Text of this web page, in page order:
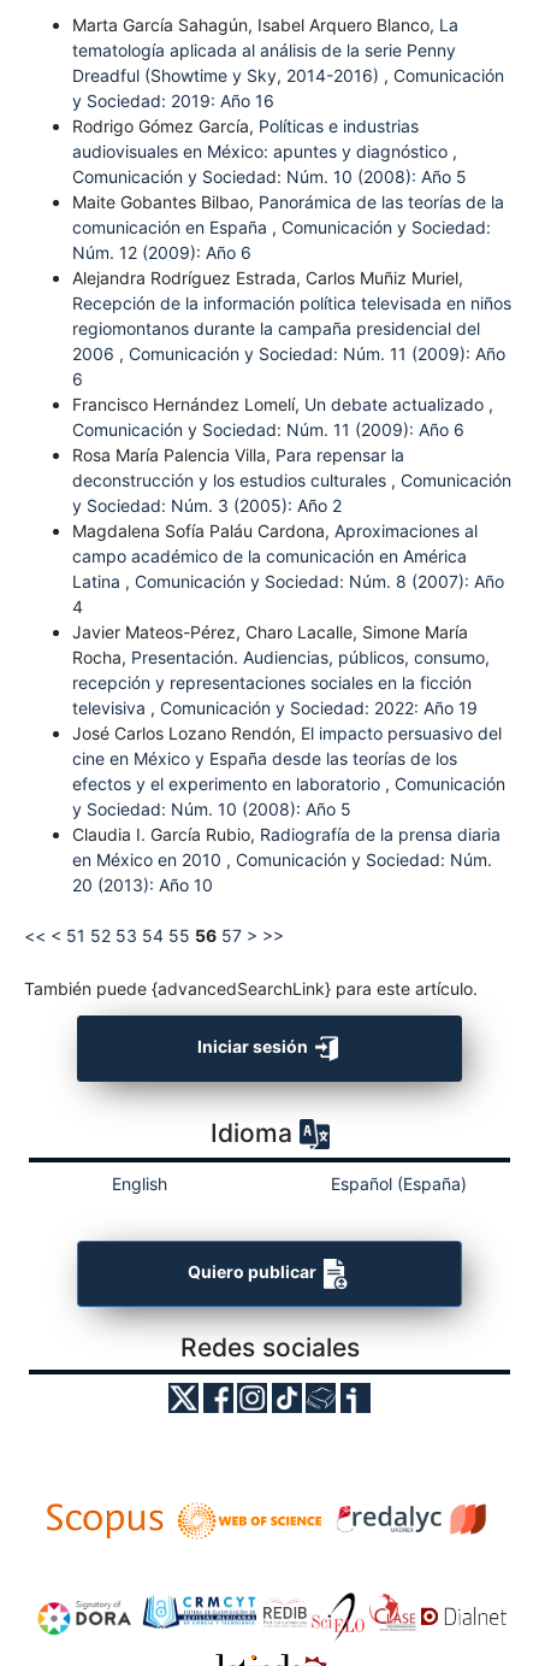
Marta García Sahagún, Isabel Arquero Blanco, La
tematología aplicada al análisis de la serie Penny
Dreadful (Showtime y Sky, 2014-2016) , Comunicación
y Sociedad: 2019: Año 16
Rodrigo Gómez García, Políticas e industrias
audiovisuales en México: apuntes y diagnóstico ,
Comunicación y Sociedad: Núm. 10 (2008): Año 5
Maite Gobantes Bilbao, Panorámica de las teorías de la
comunicación en España , Comunicación y Sociedad:
Núm. 12 (2009): Año 6
Alejandra Rodríguez Estrada, Carlos Muñiz Muriel,
Recepción de la información política televisada en niños
regiomontanos durante la campaña presidencial del
2006 , Comunicación y Sociedad: Núm. 11 (2009): Año
6
Francisco Hernández Lomelí, Un debate actualizado ,
Comunicación y Sociedad: Núm. 11 (2009): Año 6
Rosa María Palencia Villa, Para repensar la
deconstrucción y los estudios culturales , Comunicación
y Sociedad: Núm. 3 (2005): Año 2
Magdalena Sofía Paláu Cardona, Aproximaciones al
campo académico de la comunicación en América
Latina , Comunicación y Sociedad: Núm. 8 (2007): Año
4
Javier Mateos-Pérez, Charo Lacalle, Simone María
Rocha, Presentación. Audiencias, públicos, consumo,
recepción y representaciones sociales en la ficción
televisiva , Comunicación y Sociedad: 2022: Año 19
José Carlos Lozano Rendón, El impacto persuasivo del
cine en México y España desde las teorías de los
efectos y el experimento en laboratorio , Comunicación
y Sociedad: Núm. 10 (2008): Año 5
Claudia I. García Rubio, Radiografía de la prensa diaria
en México en 2010 , Comunicación y Sociedad: Núm.
20 (2013): Año 10
<< < 51 52 53 54 55 56 57 > >>
También puede {advancedSearchLink} para este artículo.
Iniciar sesión
Idioma
English Español (España)
Quiero publicar
Redes sociales